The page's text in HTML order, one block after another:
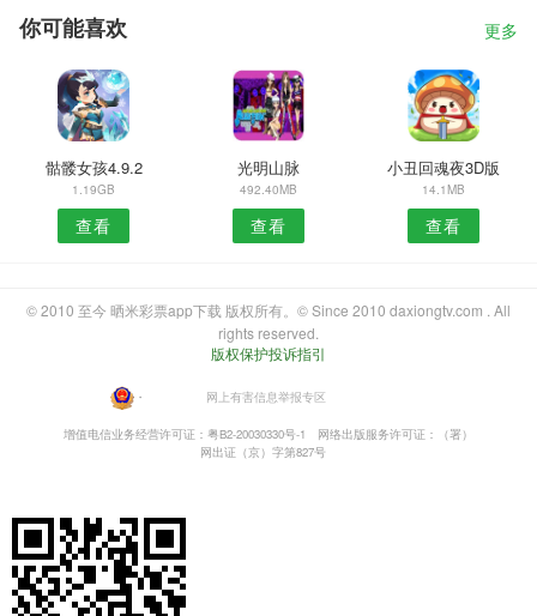
你可能喜欢 更多
骷髅女孩4.9.2
1.19GB
查看
光明山脉
492.40MB
查看
小丑回魂夜3D版
14.1MB
查看
© 2010 至今 晒米彩票app下载 版权所有。© Since 2010 daxiongtv.com . All
rights reserved.
版权保护投诉指引
・ 网上有害信息举报专区
增值电信业务经营许可证：粤B2-20030330号-1
网络出版服务许可证：（署）
网出证（京）字第827号